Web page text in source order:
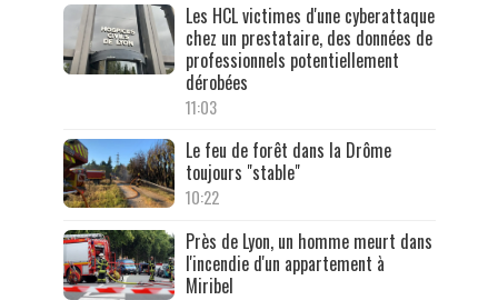
Les HCL victimes d'une cyberattaque
chez un prestataire, des données de
professionnels potentiellement
dérobées
11:03
Le feu de forêt dans la Drôme
toujours "stable"
10:22
Près de Lyon, un homme meurt dans
l'incendie d'un appartement à
Miribel